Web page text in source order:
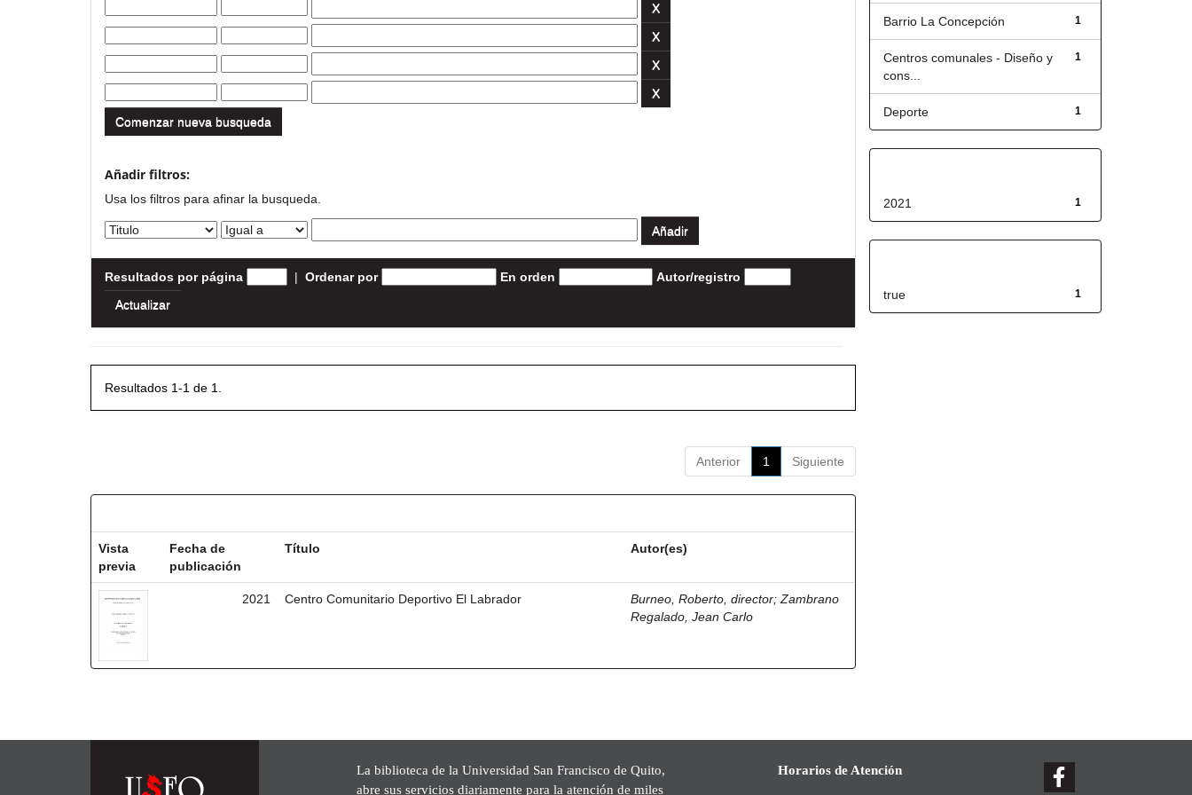
Comenzar nueva busqueda
Añadir filtros:
Usa los filtros para afinar la busqueda.
Resultados por página | Ordenar por En orden Autor/registro
Resultados 1-1 de 1.
Anterior 1 Siguiente
Vista
previa
Fecha de
publicación
Título Autor(es)
2021 Centro Comunitario Deportivo El Labrador Burneo, Roberto, director;Zambrano
Regalado, Jean Carlo
1
Barrio La Concepción
1
Centros comunales - Diseño y
cons...
1
Deporte
1
2021
1
true
La biblioteca de la Universidad San Francisco de Quito,
abre sus servicios diariamente para la atención de miles
Horarios de Atención